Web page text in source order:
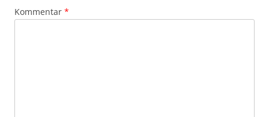
Kommentar *